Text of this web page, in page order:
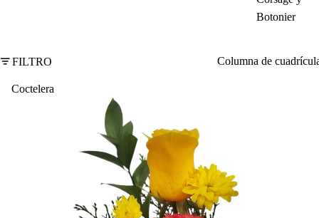
Botonier
FILTRO Columna de
Coctelera